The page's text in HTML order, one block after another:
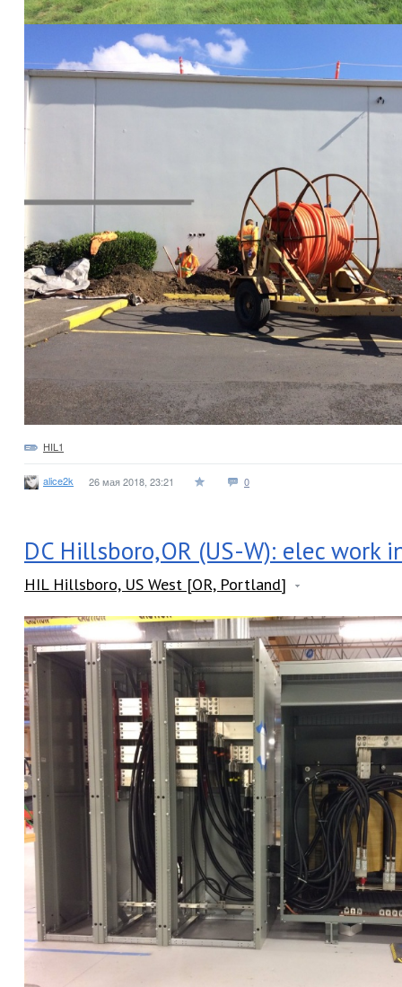
HIL1
alice2k 26 мая 2018, 23:21 0
DC Hillsboro,OR (US-W): elec work
HIL Hillsboro, US West [OR, Portland]